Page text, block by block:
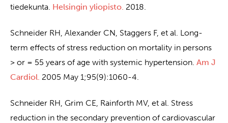
tiedekunta. Helsingin yliopisto. 2018.
Schneider RH, Alexander CN, Staggers F, et al. Long-
term effects of stress reduction on mortality in persons
> or = 55 years of age with systemic hypertension. Am J
Cardiol. 2005 May 1;95(9):1060-4.
Schneider RH, Grim CE, Rainforth MV, et al. Stress
reduction in the secondary prevention of cardiovascular